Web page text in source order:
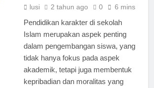
lusi 2 tahun ago 0 6 mins
Pendidikan karakter di sekolah
Islam merupakan aspek penting
dalam pengembangan siswa, yang
tidak hanya fokus pada aspek
akademik, tetapi juga membentuk
kepribadian dan moralitas yang